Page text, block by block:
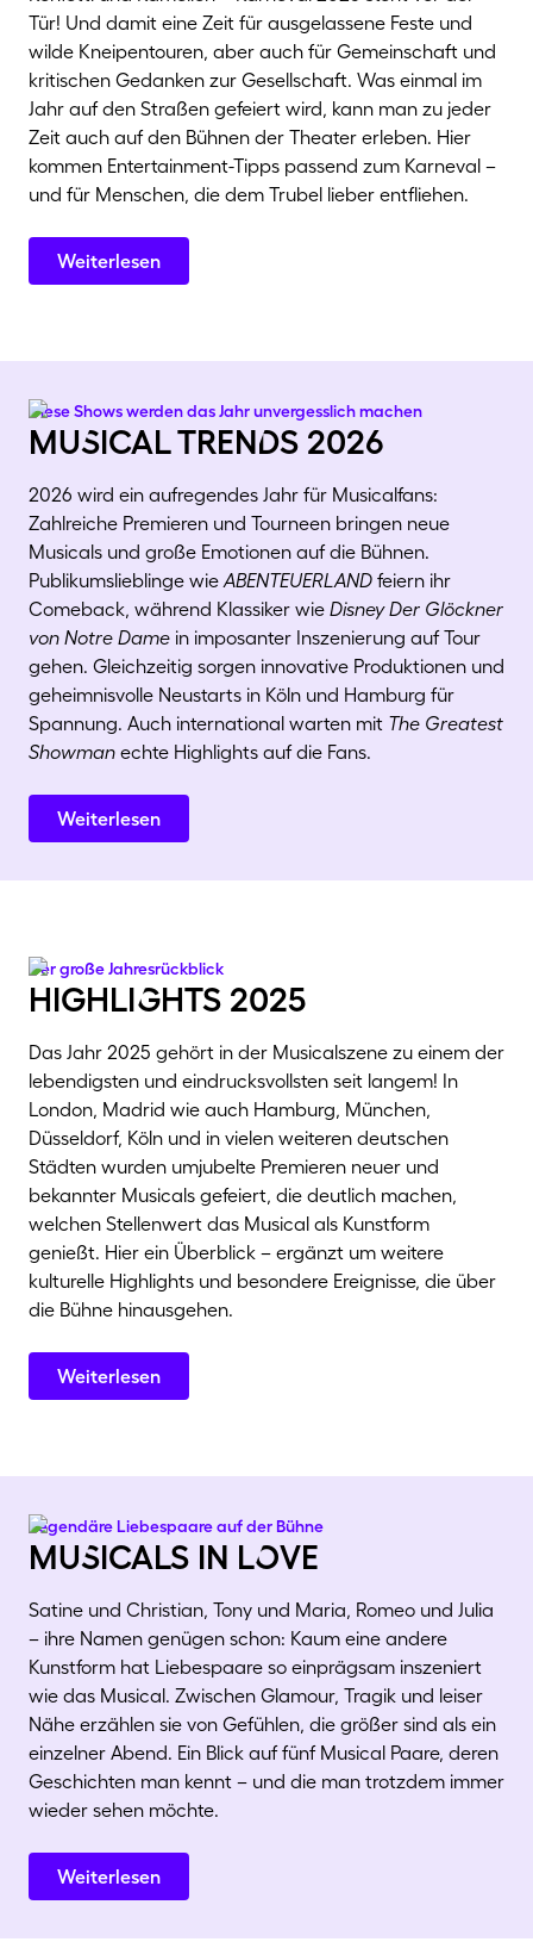
Tür! Und damit eine Zeit für ausgelassene Feste und
wilde Kneipentouren, aber auch für Gemeinschaft und
kritischen Gedanken zur Gesellschaft. Was einmal im
Jahr auf den Straßen gefeiert wird, kann man zu jeder
Zeit auch auf den Bühnen der Theater erleben. Hier
kommen Entertainment-Tipps passend zum Karneval –
und für Menschen, die dem Trubel lieber entfliehen.
Weiterlesen
muSical trenDs 2026
Diese Shows werden das Jahr unvergesslich machen
2026 wird ein aufregendes Jahr für Musicalfans:
Zahlreiche Premieren und Tourneen bringen neue
Musicals und große Emotionen auf die Bühnen.
Publikumslieblinge wie ABENTEUERLAND feiern ihr
Comeback, während Klassiker wie Disney Der Glöckner
von Notre Dame in imposanter Inszenierung auf Tour
gehen. Gleichzeitig sorgen innovative Produktionen und
geheimnisvolle Neustarts in Köln und Hamburg für
Spannung. Auch international warten mit The Greatest
Showman echte Highlights auf die Fans.
Weiterlesen
highliGhts 2025
Der große Jahresrückblick
Das Jahr 2025 gehört in der Musicalszene zu einem der
lebendigsten und eindrucksvollsten seit langem! In
London, Madrid wie auch Hamburg, München,
Düsseldorf, Köln und in vielen weiteren deutschen
Städten wurden umjubelte Premieren neuer und
bekannter Musicals gefeiert, die deutlich machen,
welchen Stellenwert das Musical als Kunstform
genießt. Hier ein Überblick – ergänzt um weitere
kulturelle Highlights und besondere Ereignisse, die über
die Bühne hinausgehen.
Weiterlesen
muSicals in lOve
Legendäre Liebespaare auf der Bühne
Satine und Christian, Tony und Maria, Romeo und Julia
– ihre Namen genügen schon: Kaum eine andere
Kunstform hat Liebespaare so einprägsam inszeniert
wie das Musical. Zwischen Glamour, Tragik und leiser
Nähe erzählen sie von Gefühlen, die größer sind als ein
einzelner Abend. Ein Blick auf fünf Musical Paare, deren
Geschichten man kennt – und die man trotzdem immer
wieder sehen möchte.
Weiterlesen